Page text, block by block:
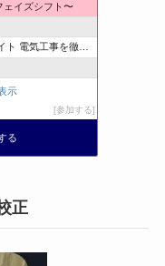
ェイズシフト〜
気工事を徹底解説
島のエアコン工事
示
参加する
る
正